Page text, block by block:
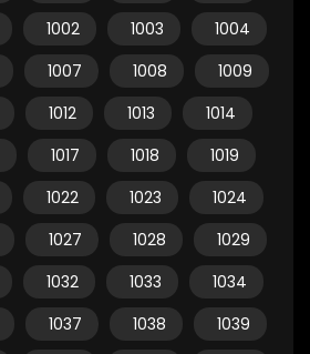
1002 1003
1004
1007 1008
1009
1012 1013
1014
1017 1018
1019
1022 1023
1024
1027 1028
1029
1032 1033
1034
1037 1038
1039